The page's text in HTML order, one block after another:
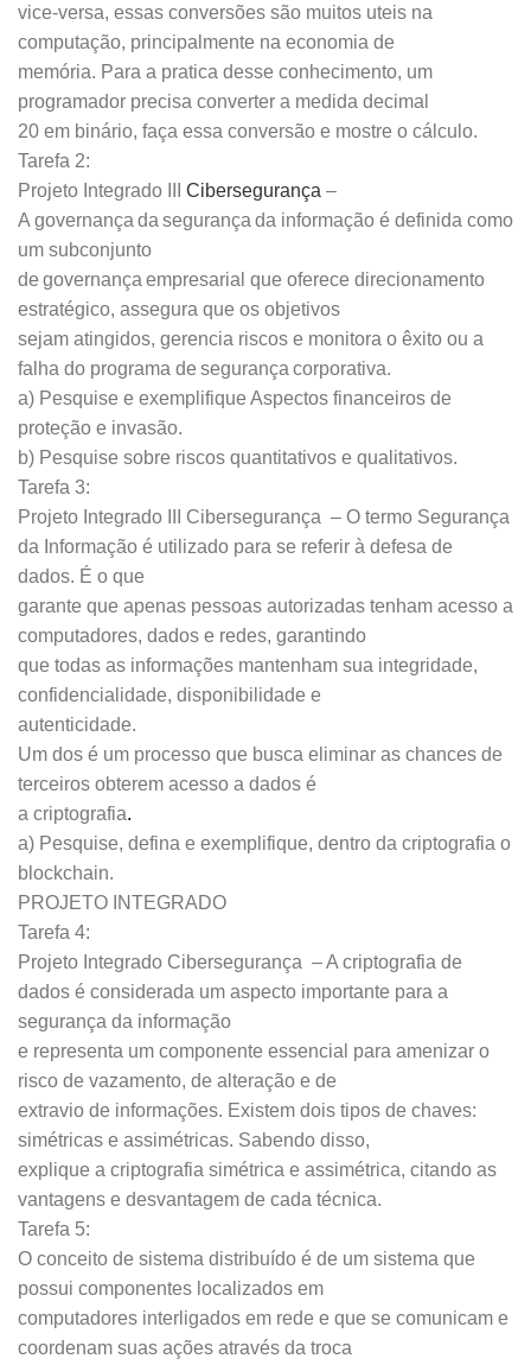
vice-versa, essas conversões são muitos uteis na
computação, principalmente na economia de
memória. Para a pratica desse conhecimento, um
programador precisa converter a medida decimal
20 em binário, faça essa conversão e mostre o cálculo.
Tarefa 2:
Projeto Integrado III Cibersegurança –
A governança da segurança da informação é definida como
um subconjunto
de governança empresarial que oferece direcionamento
estratégico, assegura que os objetivos
sejam atingidos, gerencia riscos e monitora o êxito ou a
falha do programa de segurança corporativa.
a) Pesquise e exemplifique Aspectos financeiros de
proteção e invasão.
b) Pesquise sobre riscos quantitativos e qualitativos.
Tarefa 3:
Projeto Integrado III Cibersegurança – O termo Segurança
da Informação é utilizado para se referir à defesa de
dados. É o que
garante que apenas pessoas autorizadas tenham acesso a
computadores, dados e redes, garantindo
que todas as informações mantenham sua integridade,
confidencialidade, disponibilidade e
autenticidade.
Um dos é um processo que busca eliminar as chances de
terceiros obterem acesso a dados é
a criptografia.
a) Pesquise, defina e exemplifique, dentro da criptografia o
blockchain.
PROJETO INTEGRADO
Tarefa 4:
Projeto Integrado Cibersegurança – A criptografia de
dados é considerada um aspecto importante para a
segurança da informação
e representa um componente essencial para amenizar o
risco de vazamento, de alteração e de
extravio de informações. Existem dois tipos de chaves:
simétricas e assimétricas. Sabendo disso,
explique a criptografia simétrica e assimétrica, citando as
vantagens e desvantagem de cada técnica.
Tarefa 5:
O conceito de sistema distribuído é de um sistema que
possui componentes localizados em
computadores interligados em rede e que se comunicam e
coordenam suas ações através da troca